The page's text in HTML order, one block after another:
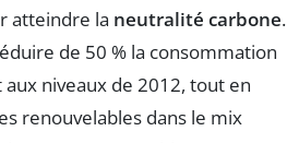
atteindre la neutralité carbone.
de 50 % la consommation
niveaux de 2012, tout en
renouvelables dans le mix